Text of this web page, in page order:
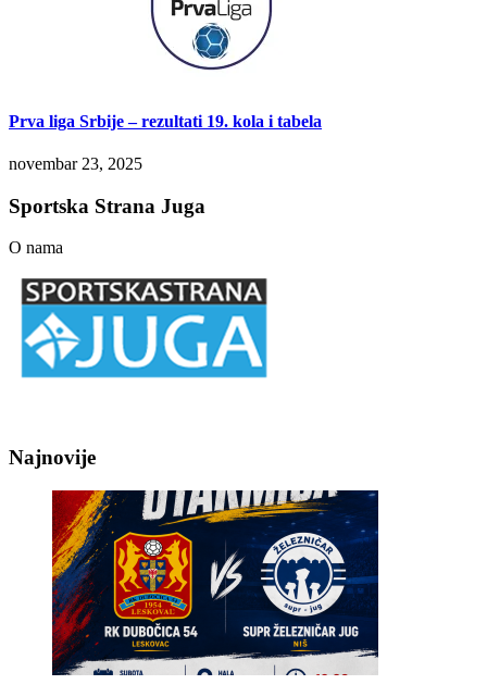
Prva liga Srbije – rezultati 19. kola i tabela
novembar 23, 2025
Sportska Strana Juga
O nama
Najnovije